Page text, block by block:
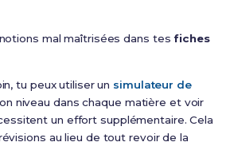
mal maîtrisées dans tesfiches
tu peux utiliser un simulateur de
niveau dans chaque matière et voir
un effort supplémentaire. Cela
au lieu de tout revoir de la